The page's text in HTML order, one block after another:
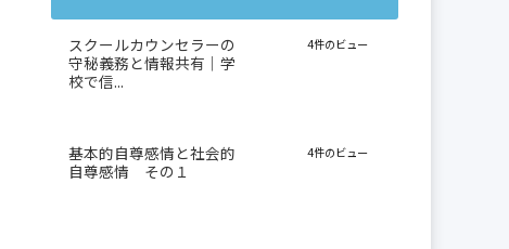
スクールカウンセラーの
守秘義務と情報共有｜学
校で信...
4件のビュー
基本的自尊感情と社会的
自尊感情 その１
4件のビュー